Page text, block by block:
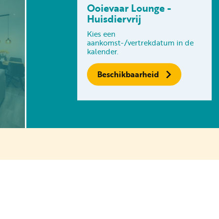
Volg ons op social media
Ooievaar Lounge -
Huisdiervrij
Kies een
aankomst-/vertrekdatum in de
kalender.
Beschikbaarheid